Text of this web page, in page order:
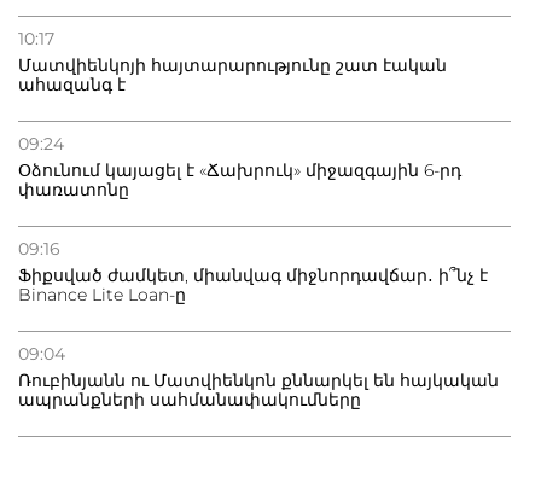
10:17
Մատվիենկոյի հայտարարությունը շատ էական
ահազանգ է
09:24
Օձունում կայացել է «Ճախրուկ» միջազգային 6-րդ
փառատոնը
09:16
Ֆիքսված ժամկետ, միանվագ միջնորդավճար․ ի՞նչ է
Binance Lite Loan-ը
09:04
Ռուբինյանն ու Մատվիենկոն քննարկել են հայկական
ապրանքների սահմանափակումները